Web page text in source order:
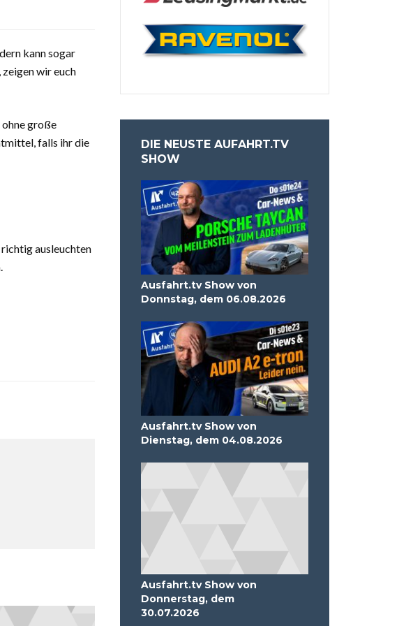
kann sogar
wir euch
große
falls ihr die
ausleuchten
DIE NEUSTE AUFAHRT.TV
SHOW
Ausfahrt.tv Show von
Donnstag, dem 06.08.2026
Ausfahrt.tv Show von
Dienstag, dem 04.08.2026
Ausfahrt.tv Show von
Donnerstag, dem
30.07.2026